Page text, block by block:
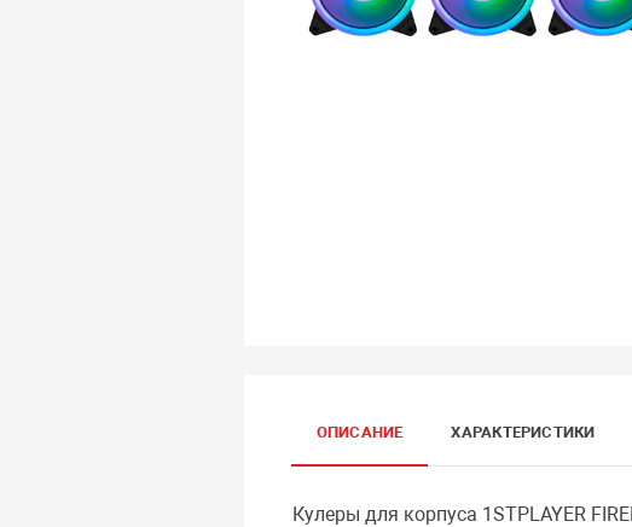
ОПИСАНИЕ ХАРАКТЕРИСТИКИ
Кулеры для корпуса 1STPLAYER